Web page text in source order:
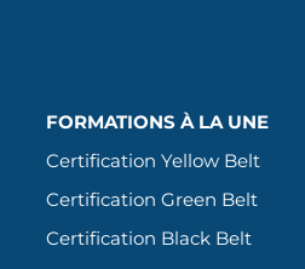
FORMATIONS À LA UNE
Certification Yellow Belt
Certification Green Belt
Certification Black Belt